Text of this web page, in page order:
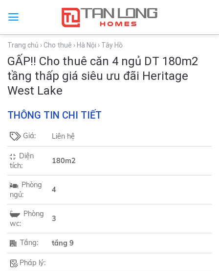
Trang chủ › Cho thuê › Hà Nội › Tây Hồ
GẤP!! Cho thuê căn 4 ngủ DT 180m2
tầng thấp giá siêu ưu đãi Heritage
West Lake
THÔNG TIN CHI TIẾT
Giá: Liên hệ
Diện
tích:
180m2
Phòng
ngủ:
4
Phòng
wc:
3
Tầng: tầng 9
Pháp lý: